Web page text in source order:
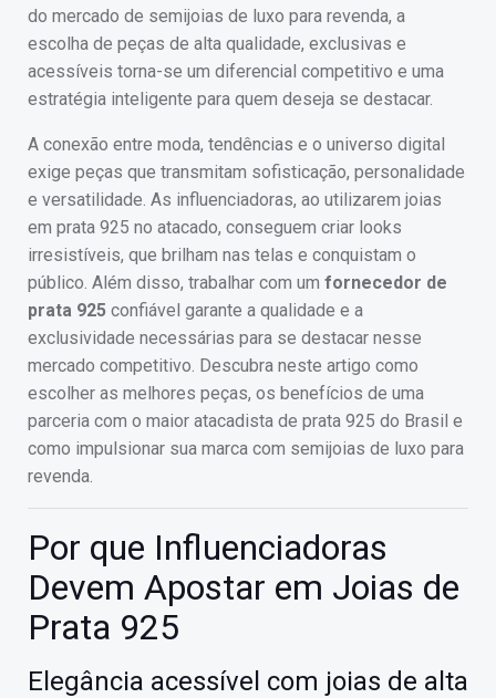
do mercado de semijoias de luxo para revenda, a
escolha de peças de alta qualidade, exclusivas e
acessíveis torna-se um diferencial competitivo e uma
estratégia inteligente para quem deseja se destacar.
A conexão entre moda, tendências e o universo digital
exige peças que transmitam sofisticação, personalidade
e versatilidade. As influenciadoras, ao utilizarem joias
em prata 925 no atacado, conseguem criar looks
irresistíveis, que brilham nas telas e conquistam o
público. Além disso, trabalhar com um fornecedor de
prata 925 confiável garante a qualidade e a
exclusividade necessárias para se destacar nesse
mercado competitivo. Descubra neste artigo como
escolher as melhores peças, os benefícios de uma
parceria com o maior atacadista de prata 925 do Brasil e
como impulsionar sua marca com semijoias de luxo para
revenda.
Por que Influenciadoras
Devem Apostar em Joias de
Prata 925
Elegância acessível com joias de alta